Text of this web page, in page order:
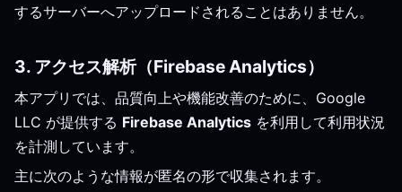
するサーバーへアップロードされることはありません。
3. アクセス解析（Firebase Analytics）
本アプリでは、品質向上や機能改善のために、Google
LLC が提供する Firebase Analytics を利用して利用状況
を計測しています。
主に次のような情報が匿名の形で収集されます。